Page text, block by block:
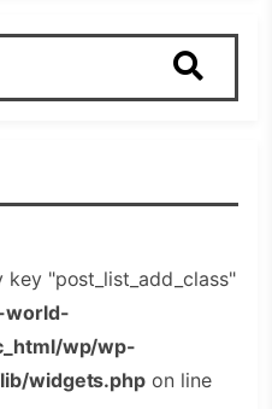
"post_list_add_class"
world-
wp/wp-
widgets.php on line